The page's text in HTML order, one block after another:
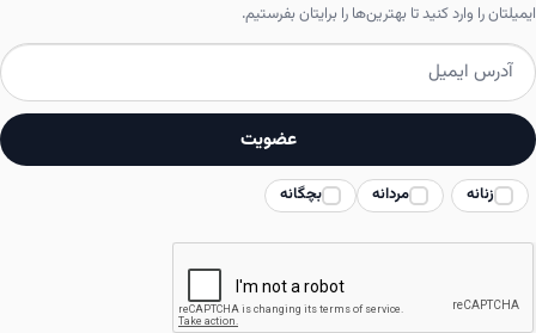
ها
در
ایمیلتان را وارد کنید تا بهترین‌ها را برایتان بفرستیم.
زنانه مردانه بچگانه
عضویت